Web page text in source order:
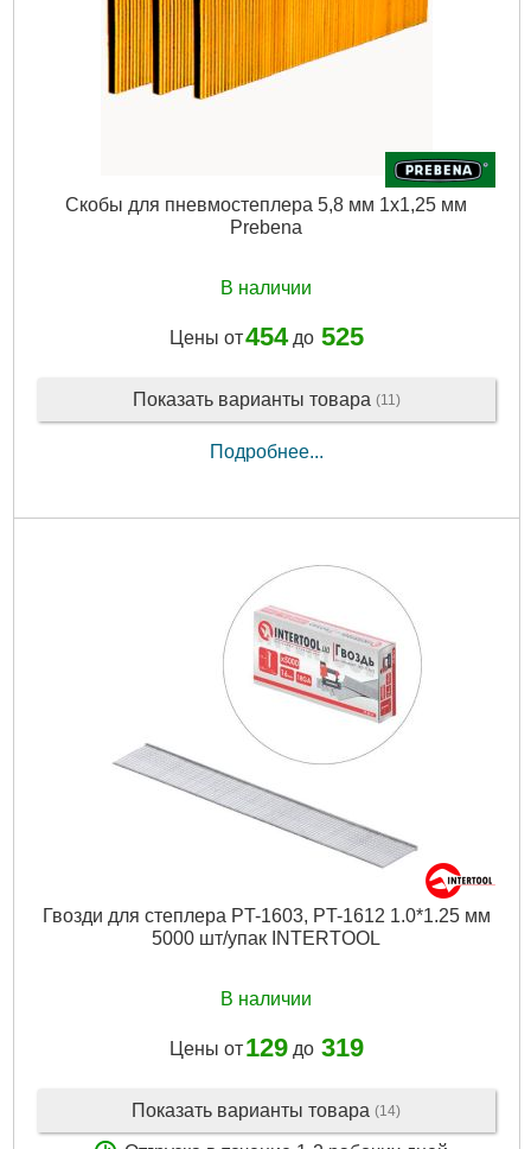
Скобы для пневмостеплера 5,8 мм 1x1,25 мм
Prebena
В наличии
Цены от454до 525
Показать варианты товара (11)
Подробнее...
Гвозди для степлера PT-1603, PT-1612 1.0*1.25 мм
5000 шт/упак INTERTOOL
В наличии
Цены от 129до 319
Показать варианты товара (14)